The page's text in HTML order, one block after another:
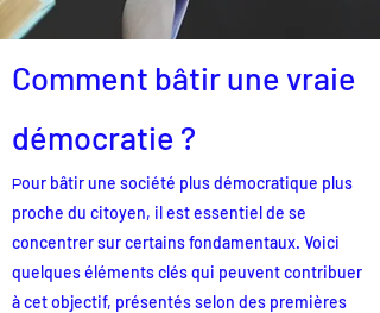
Comment bâtir une vraie
démocratie ?
Pour bâtir une société plus démocratique plus
proche du citoyen, il est essentiel de se
concentrer sur certains fondamentaux. Voici
quelques éléments clés qui peuvent contribuer
à cet objectif, présentés selon des premières